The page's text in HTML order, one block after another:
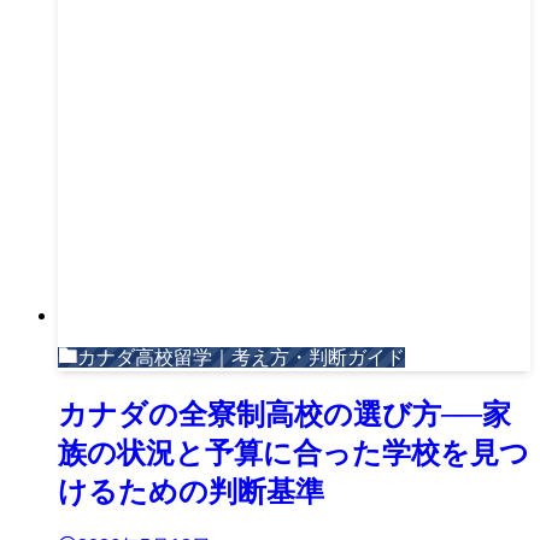
カナダ高校留学｜考え方・判断ガイド
カナダの全寮制高校の選び方──家
族の状況と予算に合った学校を見つ
けるための判断基準